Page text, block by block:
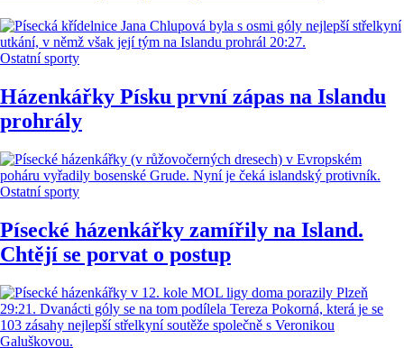
Ostatní sporty
Házenkářky Písku první zápas na Islandu
prohrály
Ostatní sporty
Písecké házenkářky zamířily na Island.
Chtějí se porvat o postup